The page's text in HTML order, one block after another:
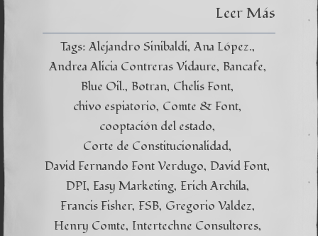
Leer Más
Tags: Alejandro Sinibaldi Ana López.
Andrea Alicia Contreras Vidaure Bancafe
Blue Oil. Botran Chelis Font
chivo espiatorio Comte & Font
cooptación del estado
Corte de Constitucionalidad
David Fernando Font Verdugo David Font
DPI Easy Marketing Erich Archila
Francis Fisher FSB Gregorio Valdez
Henry Comte Intertechne Consultores